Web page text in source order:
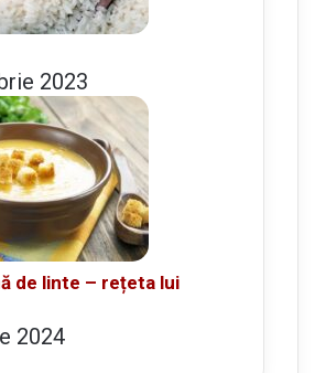
2023
de linte – rețeta lui
2024